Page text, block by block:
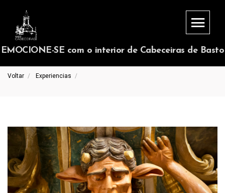
EMOCIONE-SE com o interior de Cabeceiras de Basto
Voltar Experiencias